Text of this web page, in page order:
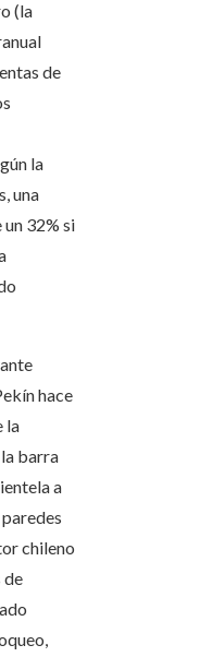
(la
de
la
una
un 32% si
hace
la
barra
a
chileno
de